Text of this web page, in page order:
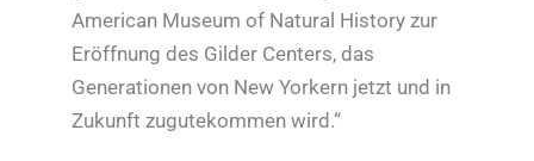
American Museum of Natural History zur
Eröffnung des Gilder Centers, das
Generationen von New Yorkern jetzt und in
Zukunft zugutekommen wird.“